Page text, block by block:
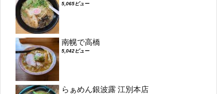
5,065ビュー
南幌で高橋
5,042ビュー
らぁめん銀波露 江別本店